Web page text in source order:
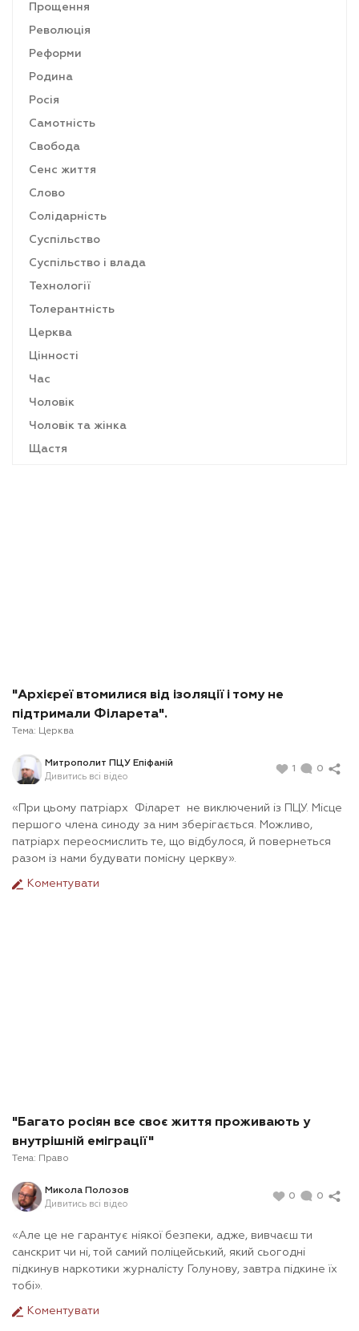
Прощення
Революція
Реформи
Родина
Росія
Самотність
Свобода
Сенс життя
Слово
Солідарність
Суспільство
Суспільство і влада
Технології
Толерантність
Церква
Цінності
Час
Чоловік
Чоловік та жінка
Щастя
"Архієреї втомилися від ізоляції і тому не
підтримали Філарета".
Тема: Церква
Митрополит ПЦУ Епіфаній
Дивитись всі відео
1 0
«При цьому патріарх Філарет не виключений із ПЦУ. Місце
першого члена синоду за ним зберігається. Можливо,
патріарх переосмислить те, що відбулося, й повернеться
разом із нами будувати помісну церкву».
Коментувати
"Багато росіян все своє життя проживають у
внутрішній еміграції"
Тема: Право
Микола Полозов
Дивитись всі відео
0 0
«Але це не гарантує ніякої безпеки, адже, вивчаєш ти
санскрит чи ні, той самий поліцейський, який сьогодні
підкинув наркотики журналісту Голунову, завтра підкине їх
тобі».
Коментувати